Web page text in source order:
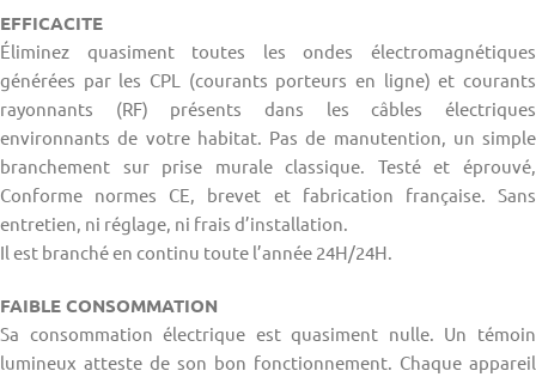
EFFICACITE
Éliminez quasiment toutes les ondes électromagnétiques
générées par les CPL (courants porteurs en ligne) et courants
rayonnants (RF) présents dans les câbles électriques
environnants de votre habitat. Pas de manutention, un simple
branchement sur prise murale classique. Testé et éprouvé,
Conforme normes CE, brevet et fabrication française. Sans
entretien, ni réglage, ni frais d’installation.
Il est branché en continu toute l’année 24H/24H.
FAIBLE CONSOMMATION
Sa consommation électrique est quasiment nulle. Un témoin
lumineux atteste de son bon fonctionnement. Chaque appareil